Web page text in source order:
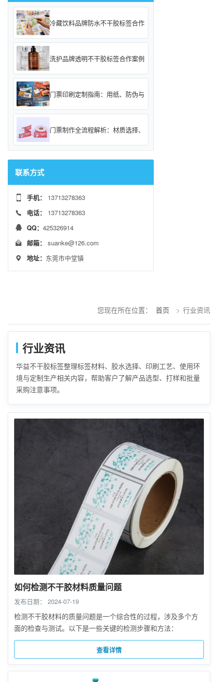
冷藏饮料品牌防水不干胶标签合作
洗护品牌透明不干胶标签合作案例
门票印刷定制指南：用纸、防伪与
门票制作全流程解析：材质选择、
联系方式
手机：
13713278363
电话：
13713278363
QQ： 425326914
邮箱：
suanke@126.com
地址： 东莞市中堂镇
您现在所在位置： 首页 > 行业资讯
行业资讯
华益不干胶标签整理标签材料、胶水选择、印刷工艺、使用环
境与定制生产相关内容，帮助客户了解产品选型、打样和批量
采购注意事项。
如何检测不干胶材料质量问题
发布日期： 2024-07-19
检测不干胶材料的质量问题是一个综合性的过程，涉及多个方
面的检查与测试。以下是一些关键的检测步骤和方法：
查看详情